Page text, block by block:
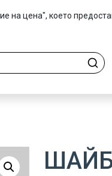
на цена", което